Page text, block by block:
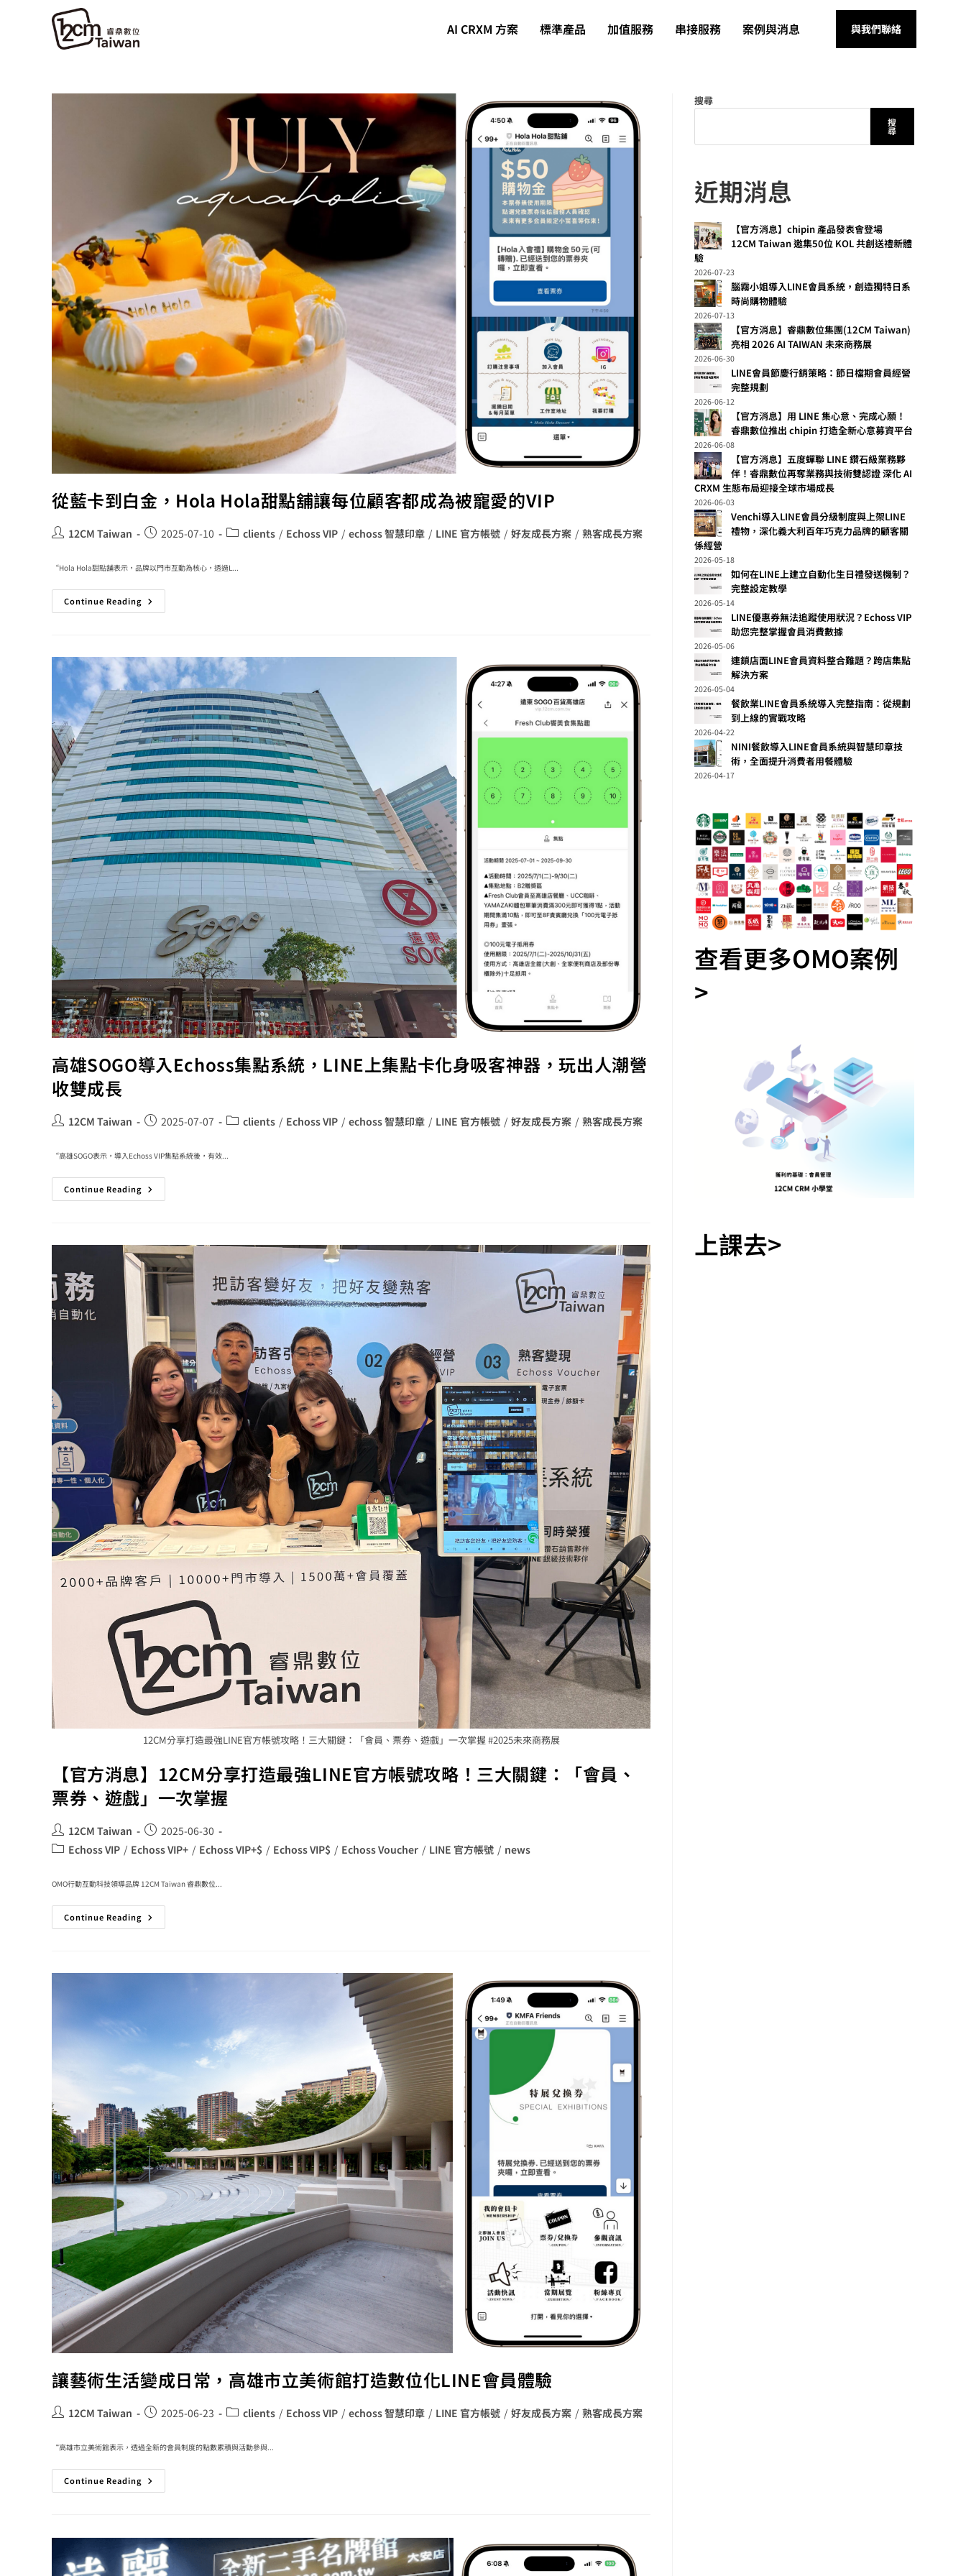
AI CRXM 方案 標準產品 加值服務 串接服務 案例與消息 與我們聯絡
從藍卡到白金，Hola Hola甜點舖讓每位顧客都成為被寵愛的VIP
12CM Taiwan 2025-07-10 clients / Echoss VIP / echoss 智慧印章 / LINE 官方帳號 / 好友成長方案 / 熟客成長方案
“Hola Hola甜點舖表示，品牌以門市互動為核心，透過L...
Continue Reading
高雄SOGO導入Echoss集點系統，LINE上集點卡化身吸客神器，玩出人潮營
收雙成長
12CM Taiwan 2025-07-07 clients / Echoss VIP / echoss 智慧印章 / LINE 官方帳號 / 好友成長方案 / 熟客成長方案
“高雄SOGO表示，導入Echoss VIP集點系統後，有效...
Continue Reading
12CM分享打造最強LINE官方帳號攻略！三大關鍵：「會員、票券、遊戲」一次掌握 #2025未來商務展
【官方消息】12CM分享打造最強LINE官方帳號攻略！三大關鍵：「會員、
票券、遊戲」一次掌握
12CM Taiwan
2025-06-30
Echoss VIP / Echoss VIP+ / Echoss VIP+$ / Echoss VIP$ / Echoss Voucher / LINE 官方帳號 / news
OMO行動互動科技領導品牌 12CM Taiwan 睿鼎數位...
Continue Reading
讓藝術生活變成日常，高雄市立美術館打造數位化LINE會員體驗
12CM Taiwan 2025-06-23 clients / Echoss VIP / echoss 智慧印章 / LINE 官方帳號 / 好友成長方案 / 熟客成長方案
“高雄市立美術館表示，透過全新的會員制度的點數累積與活動參與...
Continue Reading
搜尋
搜
尋
近期消息
【官方消息】chipin 產品發表會登場
12CM Taiwan 邀集50位 KOL 共創送禮新體
驗
2026-07-23
腦霧小姐導入LINE會員系統，創造獨特日系
時尚購物體驗
2026-07-13
【官方消息】睿鼎數位集團(12CM Taiwan)
亮相 2026 AI TAIWAN 未來商務展
2026-06-30
LINE會員節慶行銷策略：節日檔期會員經營
完整規劃
2026-06-12
【官方消息】用 LINE 集心意、完成心願！
睿鼎數位推出 chipin 打造全新心意募資平台
2026-06-08
【官方消息】五度蟬聯 LINE 鑽石級業務夥
伴！睿鼎數位再奪業務與技術雙認證 深化 AI
CRXM 生態布局迎接全球市場成長
2026-06-03
Venchi導入LINE會員分級制度與上架LINE
禮物，深化義大利百年巧克力品牌的顧客關
係經營
2026-05-18
如何在LINE上建立自動化生日禮發送機制？
完整設定教學
2026-05-14
LINE優惠券無法追蹤使用狀況？Echoss VIP
助您完整掌握會員消費數據
2026-05-06
連鎖店面LINE會員資料整合難題？跨店集點
解決方案
2026-05-04
餐飲業LINE會員系統導入完整指南：從規劃
到上線的實戰攻略
2026-04-22
NINI餐飲導入LINE會員系統與智慧印章技
術，全面提升消費者用餐體驗
2026-04-17
查看更多OMO案例
>
上課去>